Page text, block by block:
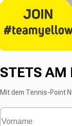
STETS AM
Mit dem Tennis-Point